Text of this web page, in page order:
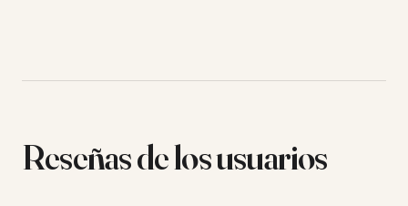
Reseñas de los usuarios